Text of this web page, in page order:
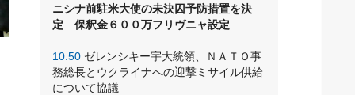
ニシナ前駐米大使の未決囚予防措置を決
定 保釈金６００万フリヴニャ設定
10:50 ゼレンシキー宇大統領、ＮＡＴＯ事
務総長とウクライナへの迎撃ミサイル供給
について協議